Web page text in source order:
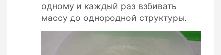
одному и каждый раз взбивать
массу до однородной структуры.